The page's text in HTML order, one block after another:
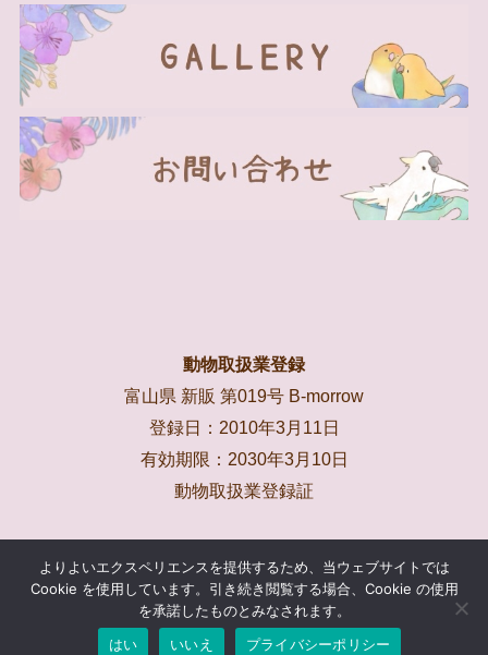
動物取扱業登録
富山県 新販 第019号 B-morrow
登録日：2010年3月11日
有効期限：2030年3月10日
動物取扱業登録証
記事一覧 個人情報保護方針 お問い合わせ
© B-morrow
よりよいエクスペリエンスを提供するため、当ウェブサイトでは
Cookie を使用しています。引き続き閲覧する場合、Cookie の使用
を承諾したものとみなされます。
はい
いいえ プライバシーポリシー